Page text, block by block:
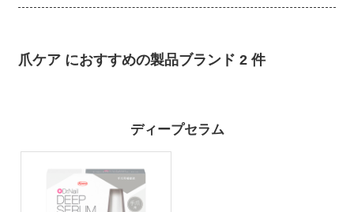
爪ケア におすすめの製品ブランド 2 件
ディープセラム